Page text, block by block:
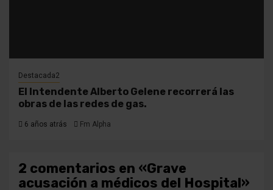
Destacada2
El Intendente Alberto Gelene recorrerá las
obras de las redes de gas.
6 años atrás Fm Alpha
2 comentarios en «Grave
acusación a médicos del Hospital»